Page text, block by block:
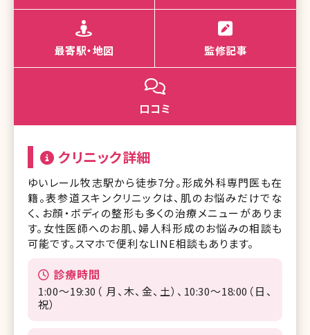
最寄駅・地図 監修記事
口コミ
クリニック詳細
ゆいレール牧志駅から徒歩7分。形成外科専門医も在
籍。表参道スキンクリニックは、肌のお悩みだけでな
く、お顔・ボディの整形も多くの治療メニューがありま
す。女性医師へのお肌、婦人科形成のお悩みの相談も
可能です。スマホで便利なLINE相談もあります。
診療時間
1:00～19:30（ 月、木、金、土）、10:30〜18:00（日、
祝）